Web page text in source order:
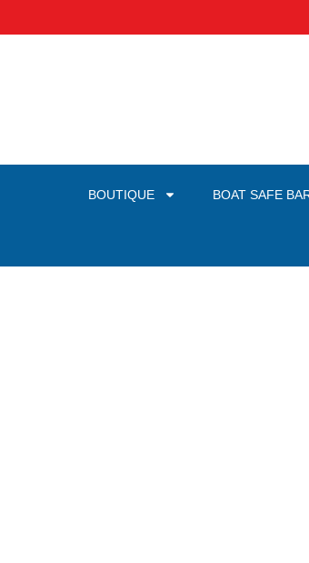
BOUTIQUE BOAT SAFE